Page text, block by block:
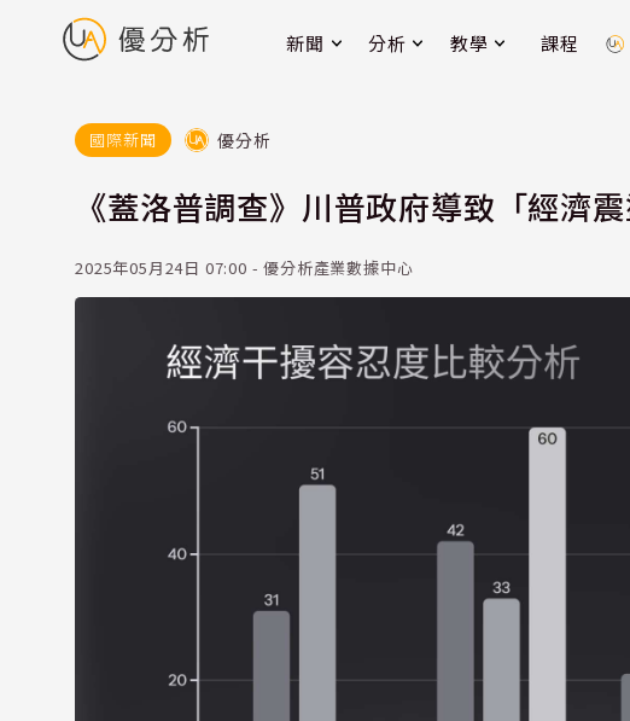
新聞 分析 教學 課程
國際新聞 優分析
《蓋洛普調查》川普政府導致「經濟
2025年05月24日 07:00 - 優分析產業數據中心